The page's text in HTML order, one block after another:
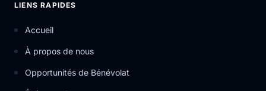
LIENS RAPIDES
Accueil
À propos de nous
Opportunités de Bénévolat